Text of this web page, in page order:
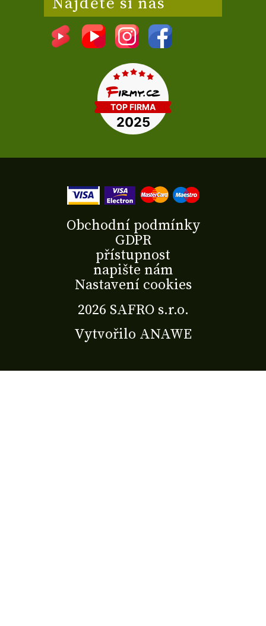
2026 SAFRO s.r.o.
Vytvořilo ANAWE
Obchodní podmínky
GDPR
přístupnost
napište nám
Nastavení cookies